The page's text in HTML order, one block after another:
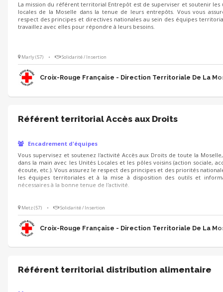
La mission du référent territorial Entrepôt est de superviser et soutenir les
locales de la Moselle dans la tenue de leurs entrepôts. Vous vous
respect des principes et directives nationales au sein des équipes
travaillez avec elles pour répondre à leurs besoins.
Marly (57) • Solidarité / Insertion
Croix-Rouge Française - Direction Territoriale De La
Référent territorial Accès aux Droits
Encadrement d'équipes
Vous supervisez et soutenez l'activité Accès aux Droits de toute la
dans la main avec les Unités Locales et les pôles voisins (action sociale,
écoute, etc.). Vous assurez le respect des principes et des priorités
les équipes territoriales et à la mise à disposition des outils et
nécessaires à la bonne tenue de l'activité.
Metz (57) • Solidarité / Insertion
Croix-Rouge Française - Direction Territoriale De La
Référent territorial distribution alimentaire